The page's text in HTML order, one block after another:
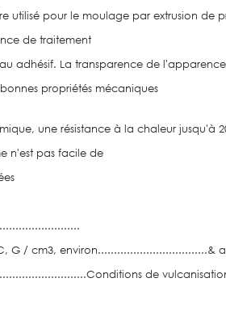
utilisé pour le moulage par extrusion
de traitement
adhésif. La transparence de
propriétés mécaniques
une résistance à la chaleur jusqu'à
n'est pas facile de
G / cm3, environ..................................&
de